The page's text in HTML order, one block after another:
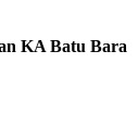
KA Batu Bara